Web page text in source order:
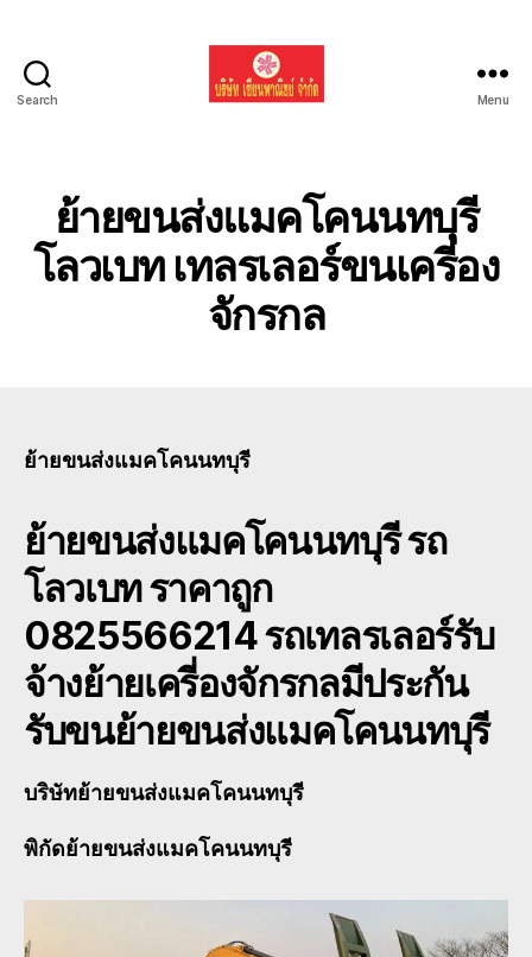
Search
แบค
โฮ
ทั่ว
ประเทศ.com
Menu
ย้ายขนส่งแมคโคนนทบุรี
โลวเบท เทลรเลอร์ขนเครี่อง
จักรกล
ย้ายขนส่งแมคโคนนทบุรี
ย้ายขนส่งแมคโคนนทบุรีรถ
โลวเบท ราคาถูก
0825566214 รถเทลรเลอร์รับ
จ้างย้ายเครี่องจักรกลมีประกัน
รับขนย้ายขนส่งแมคโคนนทบุรี
บริษัทย้ายขนส่งแมคโคนนทบุรี
พิกัดย้ายขนส่งแมคโคนนทบุรี